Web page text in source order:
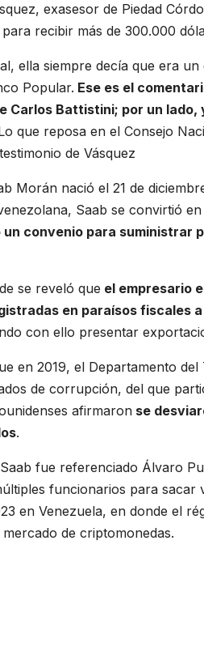
exasesor de Piedad
recibir más de 300.000
ella siempre decía que era
Popular. Ese es el
Carlos Battistini; por un lado,
que reposa en el Consejo
de Vásquez
Morán nació el 21 de
Saab se convirtió
un convenio para suministrar
se reveló que el empresario
en paraísos fiscales
con ello presentar
en 2019, el Departamento
de corrupción, del que
afirmaron se
.
fue referenciado Álvaro
funcionarios para sacar
en Venezuela, en donde el
de criptomonedas.